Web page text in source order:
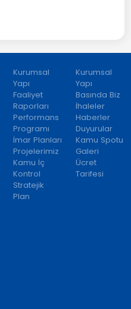
Kurumsal
Yapı
Faaliyet
Raporları
Performans
Programı
İmar Planları
Projelerimiz
Kamu İç
Kontrol
Stratejik
Plan
Kurumsal
Yapı
Basında Biz
İhaleler
Haberler
Duyurular
Kamu Spotu
Galeri
Ücret
Tarifesi